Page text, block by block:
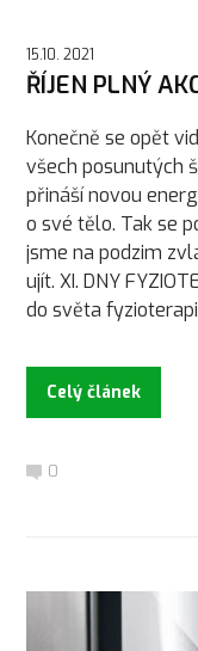
15.10. 2021
ŘÍJEN PLNÝ
Konečně se opět
všech posunutých
přináší novou
o své tělo. Tak se
jsme na podzim
ujít. XI. DNY
do světa
Celý článek
0